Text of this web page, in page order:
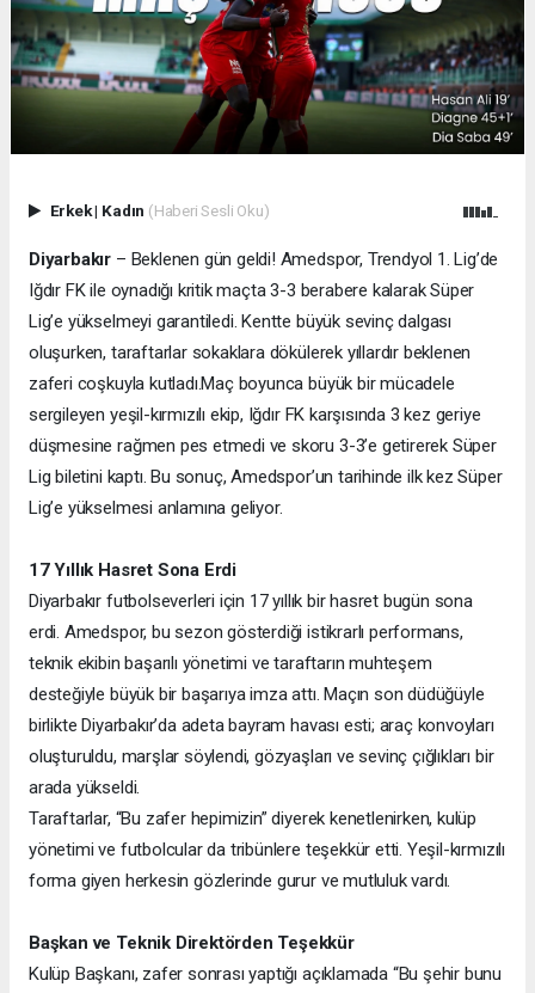
Erkek| Kadın (Haberi Sesli Oku)
Diyarbakır – Beklenen gün geldi! Amedspor, Trendyol 1. Lig’de
Iğdır FK ile oynadığı kritik maçta 3-3 berabere kalarak Süper
Lig’e yükselmeyi garantiledi. Kentte büyük sevinç dalgası
oluşurken, taraftarlar sokaklara dökülerek yıllardır beklenen
zaferi coşkuyla kutladı.Maç boyunca büyük bir mücadele
sergileyen yeşil-kırmızılı ekip, Iğdır FK karşısında 3 kez geriye
düşmesine rağmen pes etmedi ve skoru 3-3’e getirerek Süper
Lig biletini kaptı. Bu sonuç, Amedspor’un tarihinde ilk kez Süper
Lig’e yükselmesi anlamına geliyor.
17 Yıllık Hasret Sona Erdi
Diyarbakır futbolseverleri için 17 yıllık bir hasret bugün sona
erdi. Amedspor, bu sezon gösterdiği istikrarlı performans,
teknik ekibin başarılı yönetimi ve taraftarın muhteşem
desteğiyle büyük bir başarıya imza attı. Maçın son düdüğüyle
birlikte Diyarbakır’da adeta bayram havası esti; araç konvoyları
oluşturuldu, marşlar söylendi, gözyaşları ve sevinç çığlıkları bir
arada yükseldi.
Taraftarlar, “Bu zafer hepimizin” diyerek kenetlenirken, kulüp
yönetimi ve futbolcular da tribünlere teşekkür etti. Yeşil-kırmızılı
forma giyen herkesin gözlerinde gurur ve mutluluk vardı.
Başkan ve Teknik Direktörden Teşekkür
Kulüp Başkanı, zafer sonrası yaptığı açıklamada “Bu şehir bunu